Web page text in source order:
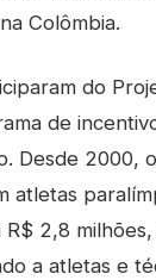
Colômbia.
do
de
Desde 2000,
atletas
R$ 2,8
a atletas e